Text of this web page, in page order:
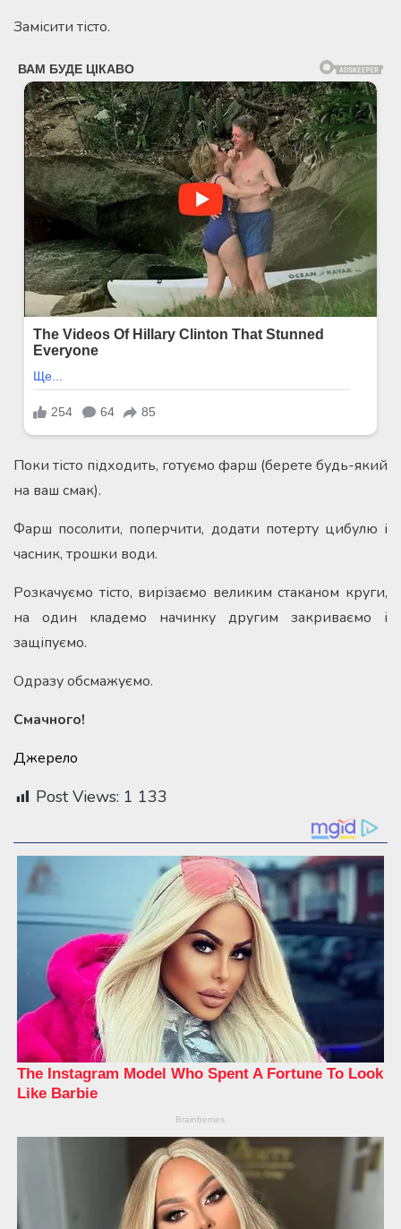
Замісити тісто.
Поки тісто підходить, готуємо фарш (берете будь-який
на ваш смак).
Фарш посолити, поперчити, додати потерту цибулю і
часник, трошки води.
Розкачуємо тісто, вирізаємо великим стаканом круги,
на один кладемо начинку другим закриваємо і
защіпуємо.
Одразу обсмажуємо.
Смачного!
Джерело
Post Views: 1 133